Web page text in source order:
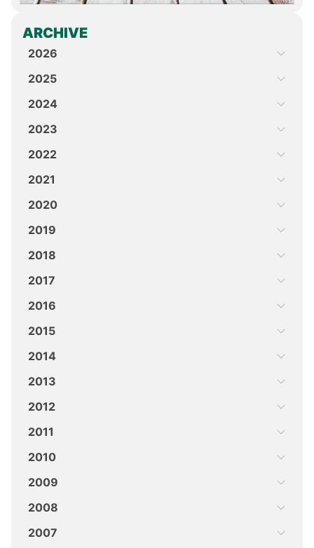
ARCHIVE
2026
2025
2024
2023
2022
2021
2020
2019
2018
2017
2016
2015
2014
2013
2012
2011
2010
2009
2008
2007